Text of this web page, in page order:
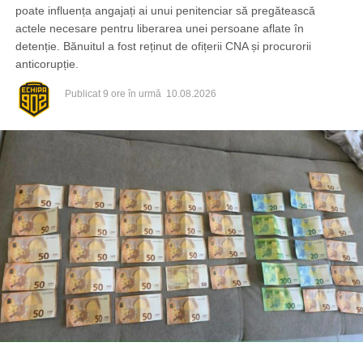
poate influența angajați ai unui penitenciar să pregătească
actele necesare pentru liberarea unei persoane aflate în
detenție. Bănuitul a fost reținut de ofițerii CNA și procurorii
anticorupție.
Publicat 9 ore în urmă 10.08.2026